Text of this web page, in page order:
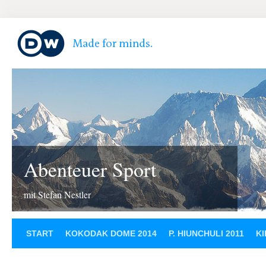
Abenteuer Sport
mit Stefan Nestler
START KOKODAK DOME 2014 P. HIUNCHULI 2011